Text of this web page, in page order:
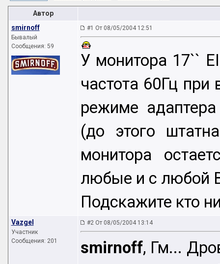
Автор
smirnoff
Бывалый
Сообщения: 59
#1 От 08/05/2004 12:51
У монитора 17``
частота 60Гц
режиме
(до этого
монитора
любые и с любой
Подскажите кто
Vazgel
Участник
Сообщения: 201
#2 От 08/05/2004 13:14
smirnoff, Гм...